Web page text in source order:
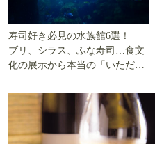
寿司好き必見の水族館6選！
ブリ、シラス、ふな寿司…食文
化の展示から本当の「いただき